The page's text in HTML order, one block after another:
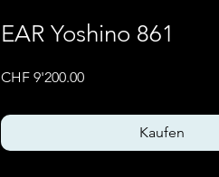
EAR Yoshino 861
CHF 9'200.00Preis
Kaufen